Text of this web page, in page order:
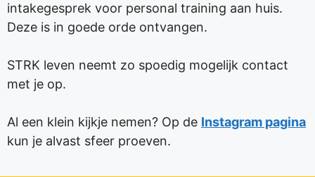
intakegesprek voor personal training aan huis.
Deze is in goede orde ontvangen.
STRK leven neemt zo spoedig mogelijk contact
met je op.
Al een klein kijkje nemen? Op de Instagram pagina
kun je alvast sfeer proeven.